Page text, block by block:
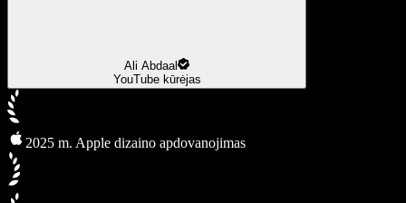
Ali Abdaal
YouTube kūrėjas
2025 m. Apple dizaino apdovanojimas